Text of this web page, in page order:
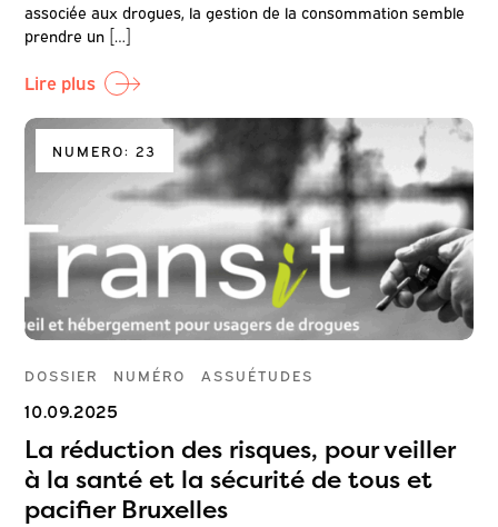
associée aux drogues, la gestion de la consommation semble
prendre un […]
Lire plus
NUMERO: 23
DOSSIER NUMÉRO ASSUÉTUDES
10.09.2025
La réduction des risques, pour veiller
à la santé et la sécurité de tous et
pacifier Bruxelles